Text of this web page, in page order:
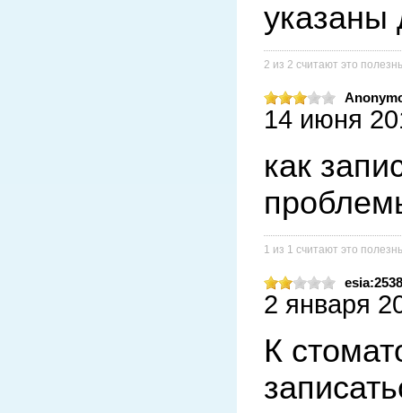
указаны
2 из 2 считают это
14 июня
как
1 из 1 считают это
2 января
К